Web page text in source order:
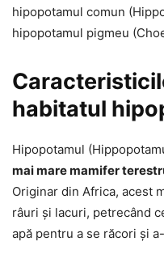
hipopotamul comun
hipopotamul pigmeu
habitatul
Hipopotamul
mai mare mamifer
Originar din Africa, acest
râuri și lacuri, petrecând
apă pentru a se răcori și